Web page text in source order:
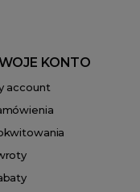
KONTO
account